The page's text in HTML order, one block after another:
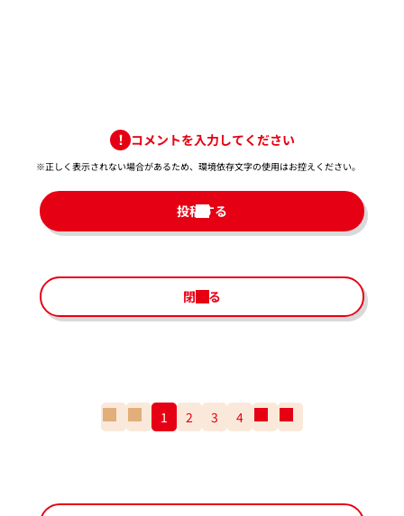
コメントを入力してください
※正しく表示されない場合があるため、環境依存文字の使用はお控えください。​
投稿する
閉じる
番
ペ
の
1 2 3 4
の
番
ペ